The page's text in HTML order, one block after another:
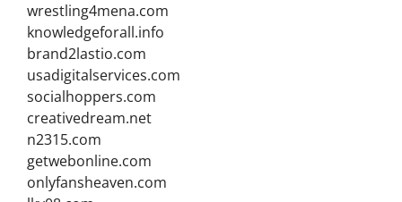
wrestling4mena.com
knowledgeforall.info
brand2lastio.com
usadigitalservices.com
socialhoppers.com
creativedream.net
n2315.com
getwebonline.com
onlyfansheaven.com